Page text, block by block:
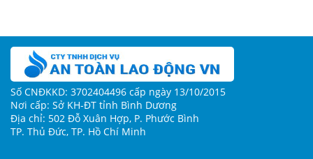
Số CNĐKKD: 3702404496 cấp ngày 13/10/2015
Nơi cấp: Sở KH-ĐT tỉnh Bình Dương
Địa chỉ: 502 Đỗ Xuân Hợp, P. Phước Bình
TP. Thủ Đức, TP. Hồ Chí Minh